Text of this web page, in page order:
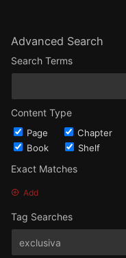
Advanced Search
Search Terms
Content Type
Page
Chapter
Book
Shelf
Exact Matches
Add
Tag Searches